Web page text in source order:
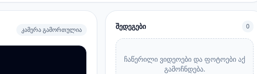
კამერა გამორთულია შედეგები 0
ჩაწერილი ვიდეოები და ფოტოები აქ
გამოჩნდება.